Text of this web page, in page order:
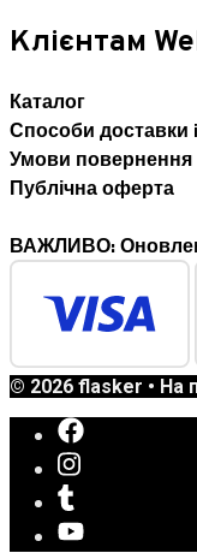
Клієнтам
Каталог
Способи доставки
Умови повернення
Публічна оферта
ВАЖЛИВО:
© 2026 flasker • На